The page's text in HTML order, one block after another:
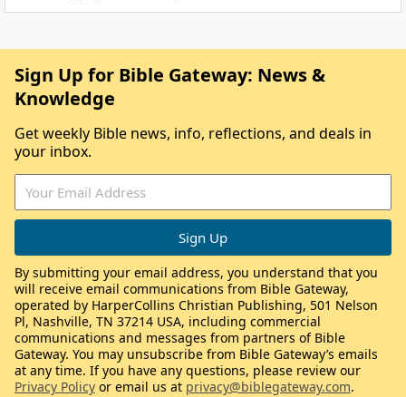
Sign Up for Bible Gateway: News &
Knowledge
Get weekly Bible news, info, reflections, and deals in
your inbox.
By submitting your email address, you understand that you
will receive email communications from Bible Gateway,
operated by HarperCollins Christian Publishing, 501 Nelson
Pl, Nashville, TN 37214 USA, including commercial
communications and messages from partners of Bible
Gateway. You may unsubscribe from Bible Gateway’s emails
at any time. If you have any questions, please review our
Privacy Policy or email us at privacy@biblegateway.com.